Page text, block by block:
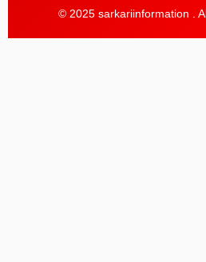
© 2025 sarkariinformation .